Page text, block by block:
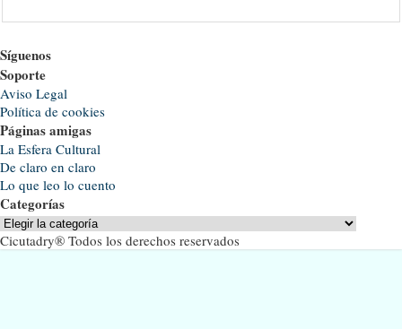
Síguenos
Soporte
Aviso Legal
Política de cookies
Páginas amigas
La Esfera Cultural
De claro en claro
Lo que leo lo cuento
Categorías
Categorías
Cicutadry® Todos los derechos reservados